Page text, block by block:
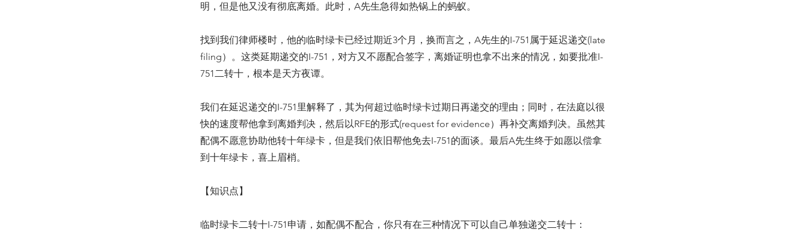
明，但是他又没有彻底离婚。此时，A先生急得如热锅上的蚂蚁。
找到我们律师楼时，他的临时绿卡已经过期近3个月，换而言之，A先生的I-751属于延迟递交(late
filing）。这类延期递交的I-751，对方又不愿配合签字，离婚证明也拿不出来的情况，如要批准I-
751二转十，根本是天方夜谭。
我们在延迟递交的I-751里解释了，其为何超过临时绿卡过期日再递交的理由；同时，在法庭以很
快的速度帮他拿到离婚判决，然后以RFE的形式(request for evidence）再补交离婚判决。虽然其
配偶不愿意协助他转十年绿卡，但是我们依旧帮他免去I-751的面谈。最后A先生终于如愿以偿拿
到十年绿卡，喜上眉梢。
【知识点】
临时绿卡二转十I-751申请，如配偶不配合，你只有在三种情况下可以自己单独递交二转十：